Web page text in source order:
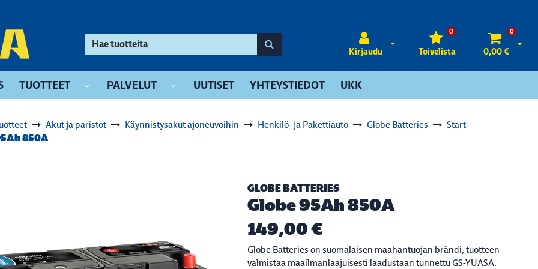
Kirjaudu
Avaa kirjautuminen
Toivelista
0 0
0,00 €
TUOTTEET PALVELUT UUTISET YHTEYSTIEDOT UKK
Akut ja paristot Käynnistysakut ajoneuvoihin Henkilö- ja Pakettiauto Globe Batteries Start
850A
GLOBE BATTERIES
Globe 95Ah 850A
149,00 €
Globe Batteries on suomalaisen maahantuojan brändi, tuotteen
valmistaa maailmanlaajuisesti laadustaan tunnettu GS-YUASA.